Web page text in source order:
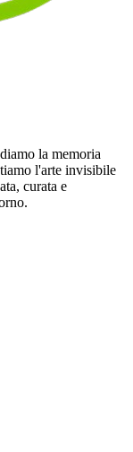
la memoria
l'arte invisibile
curata e